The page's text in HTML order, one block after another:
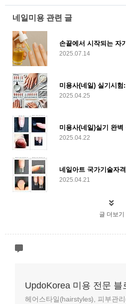
네일미용 관련 글
손끝에서 시작되는 자
2025.07.14
미용사(네일) 실기시
2025.04.25
미용사(네일)실기 완
2025.04.22
2025.04.21
글 더보기
UpdoKorea 미용 전문 블
헤어스타일(hairstyles), 피부관